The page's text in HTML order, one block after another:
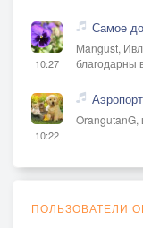
10:27
Самое
Mangust,
благодарны
10:22
OrangutanG,
ПОЛЬЗОВАТЕЛИ